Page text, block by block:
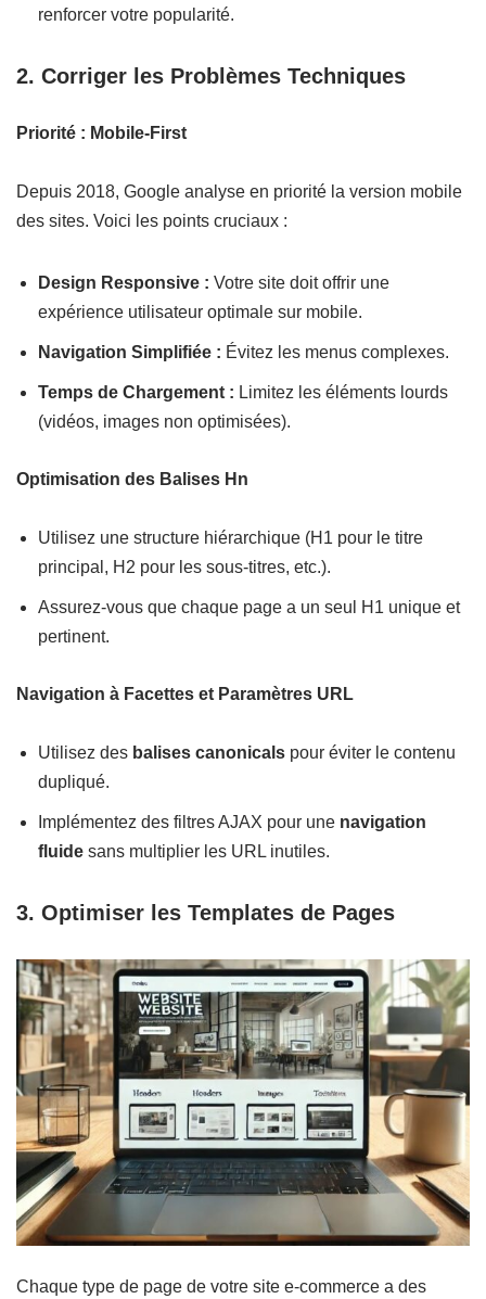
renforcer votre popularité.
2. Corriger les Problèmes Techniques
Priorité : Mobile-First
Depuis 2018, Google analyse en priorité la version mobile
des sites. Voici les points cruciaux :
Design Responsive : Votre site doit offrir une
expérience utilisateur optimale sur mobile.
Navigation Simplifiée : Évitez les menus complexes.
Temps de Chargement : Limitez les éléments lourds
(vidéos, images non optimisées).
Optimisation des Balises Hn
Utilisez une structure hiérarchique (H1 pour le titre
principal, H2 pour les sous-titres, etc.).
Assurez-vous que chaque page a un seul H1 unique et
pertinent.
Navigation à Facettes et Paramètres URL
Utilisez des balises canonicals pour éviter le contenu
dupliqué.
Implémentez des filtres AJAX pour une navigation
fluide sans multiplier les URL inutiles.
3. Optimiser les Templates de Pages
Chaque type de page de votre site e-commerce a des